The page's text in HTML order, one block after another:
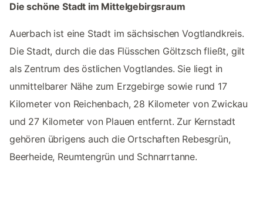
Die schöne Stadt im Mittelgebirgsraum
Auerbach ist eine Stadt im sächsischen Vogtlandkreis.
Die Stadt, durch die das Flüsschen Göltzsch fließt, gilt
als Zentrum des östlichen Vogtlandes. Sie liegt in
unmittelbarer Nähe zum Erzgebirge sowie rund 17
Kilometer von Reichenbach, 28 Kilometer von Zwickau
und 27 Kilometer von Plauen entfernt. Zur Kernstadt
gehören übrigens auch die Ortschaften Rebesgrün,
Beerheide, Reumtengrün und Schnarrtanne.